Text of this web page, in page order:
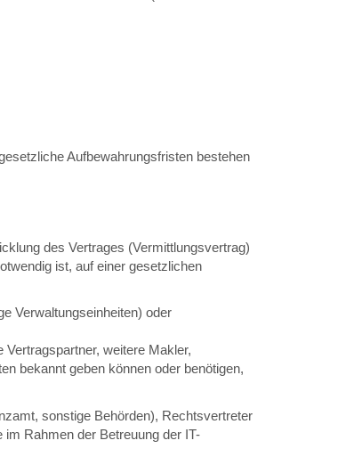
Aufbewahrungsfristen bestehen
des Vertrages (Vermittlungsvertrag)
ist, auf einer gesetzlichen
Verwaltungseinheiten) oder
weitere Makler,
bekannt geben können oder benötigen,
sonstige Behörden), Rechtsvertreter
Rahmen der Betreuung der IT-